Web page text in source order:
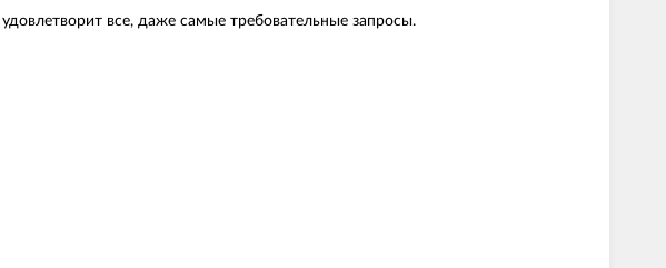
все, даже самые требовательные запросы.